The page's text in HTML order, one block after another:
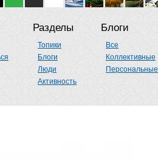
Разделы
Топики
Блоги
Люди
Активность
Блоги
Все
Коллективные
Персональные